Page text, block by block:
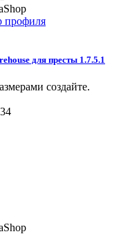
для престы 1.7.5.1
создайте.